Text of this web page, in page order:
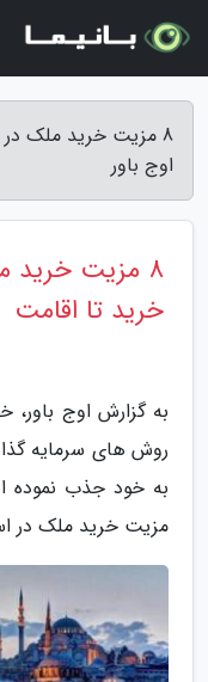
8 مزیت خرید ملک در
اوج باور
8 مزیت خرید
خرید تا اقامت
به گزارش اوج باور،
روش های سرمایه
به خود جذب
مزیت خرید ملک در